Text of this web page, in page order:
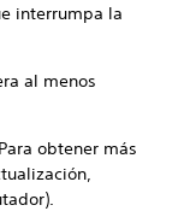
interrumpa la
al menos
obtener más